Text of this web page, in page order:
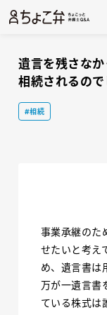
遺言を残さな
相続されるので
#相続
事業承継のた
せたいと考え
め、遺言書は
万が一遺言書
ている株式は